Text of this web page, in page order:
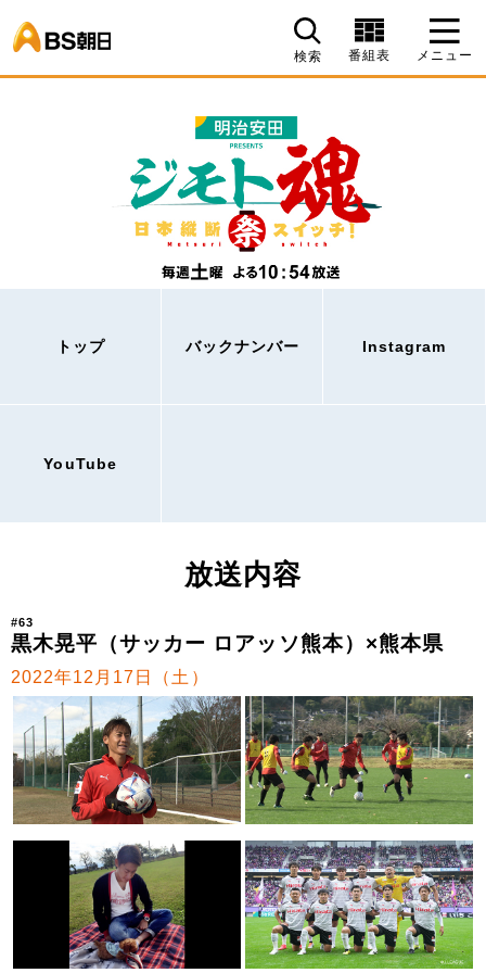
検索 番組表 メニュー
トップ バックナンバー Instagram
YouTube
放送内容
#63
黒木晃平（サッカー ロアッソ熊本）×熊本県
2022年12月17日（土）